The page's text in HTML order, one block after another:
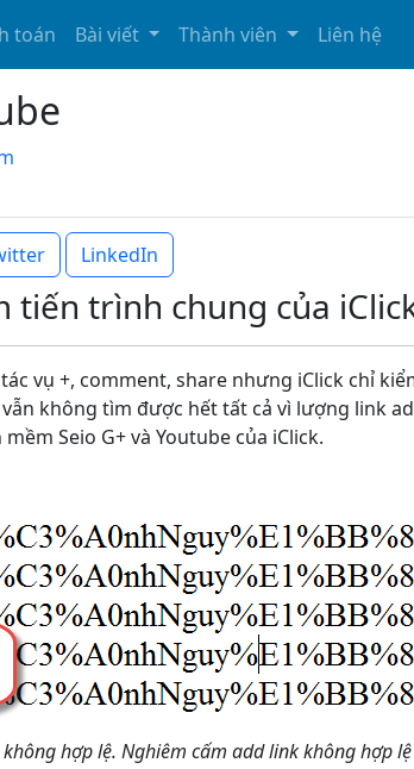
toán Bài viết Thành viên Liên hệ
LinkedIn
tiến trình chung của
vụ +, comment, share nhưng iClick chỉ
không tìm được hết tất cả vì lượng link
Seio G+ và Youtube của iClick.
hợp lệ. Nghiêm cấm add link không hợp lệ